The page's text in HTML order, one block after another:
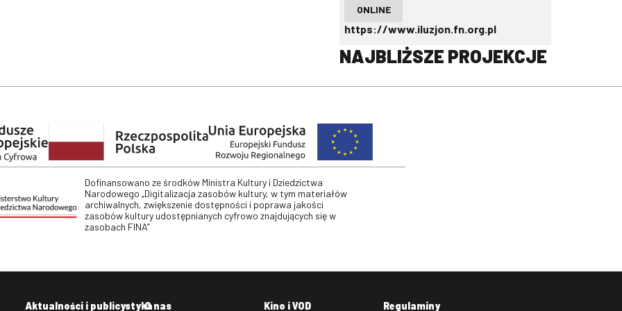
ONLINE
https://www.iluzjon.fn.org.pl
NAJBLIŻSZE PROJEKCJE
Dofinansowano ze środków Ministra Kultury i Dziedzictwa
Narodowego „Digitalizacja zasobów kultury, w tym materiałów
archiwalnych, zwiększenie dostępności i poprawa jakości
zasobów kultury udostępnianych cyfrowo znajdujących się w
zasobach FINA”
Aktualności i publicystykaO nas Kino i VOD Regulaminy